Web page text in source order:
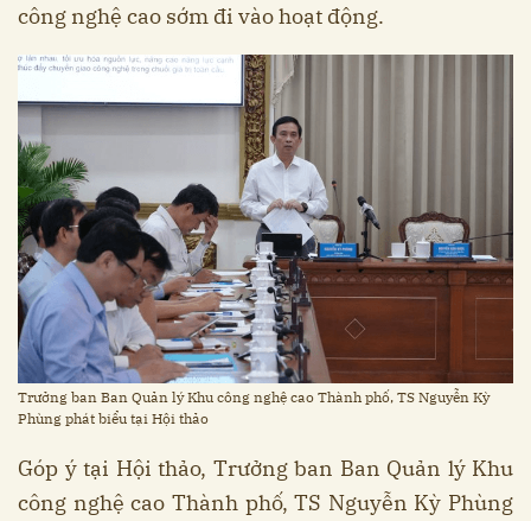
công nghệ cao sớm đi vào hoạt động.
Trưởng ban Ban Quản lý Khu công nghệ cao Thành phố, TS Nguyễn Kỳ
Phùng phát biểu tại Hội thảo
Góp ý tại Hội thảo, Trưởng ban Ban Quản lý Khu
công nghệ cao Thành phố, TS Nguyễn Kỳ Phùng